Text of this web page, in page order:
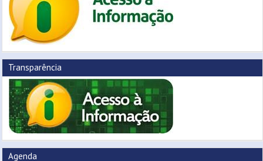
Transparência
Agenda